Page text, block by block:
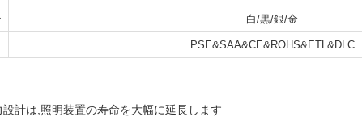
白/黒/銀/金
PSE&SAA&CE&ROHS&ETL&DLC
計は,照明装置の寿命を大幅に延長します